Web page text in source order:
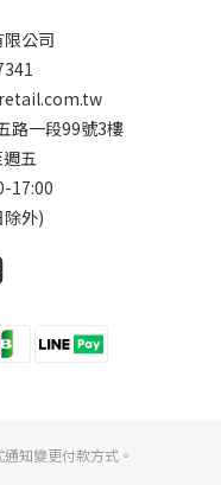
公司
路一段99號3樓
五
17:00
外)
知變更付款方式。